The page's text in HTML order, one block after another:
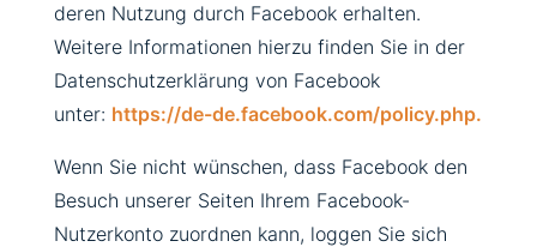
deren Nutzung durch Facebook erhalten.
Weitere Informationen hierzu finden Sie in der
Datenschutzerklärung von Facebook
unter: https://de-de.facebook.com/policy.php.
Wenn Sie nicht wünschen, dass Facebook den
Besuch unserer Seiten Ihrem Facebook-
Nutzerkonto zuordnen kann, loggen Sie sich